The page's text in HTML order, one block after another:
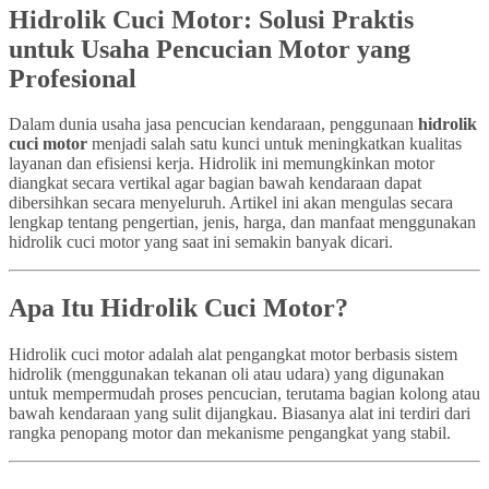
Hidrolik Cuci Motor: Solusi Praktis
untuk Usaha Pencucian Motor yang
Profesional
Dalam dunia usaha jasa pencucian kendaraan, penggunaan hidrolik
cuci motor menjadi salah satu kunci untuk meningkatkan kualitas
layanan dan efisiensi kerja. Hidrolik ini memungkinkan motor
diangkat secara vertikal agar bagian bawah kendaraan dapat
dibersihkan secara menyeluruh. Artikel ini akan mengulas secara
lengkap tentang pengertian, jenis, harga, dan manfaat menggunakan
hidrolik cuci motor yang saat ini semakin banyak dicari.
Apa Itu Hidrolik Cuci Motor?
Hidrolik cuci motor adalah alat pengangkat motor berbasis sistem
hidrolik (menggunakan tekanan oli atau udara) yang digunakan
untuk mempermudah proses pencucian, terutama bagian kolong atau
bawah kendaraan yang sulit dijangkau. Biasanya alat ini terdiri dari
rangka penopang motor dan mekanisme pengangkat yang stabil.